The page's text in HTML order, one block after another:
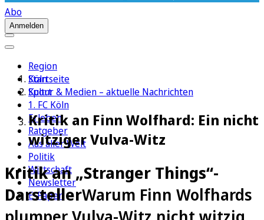
Abo
Anmelden
Region
Köln
Sport
1. FC Köln
Erleben
Ratgeber
Aus aller Welt
Politik
Wirtschaft
Newsletter
E-Paper
Startseite
Kultur & Medien – aktuelle Nachrichten
Kritik an Finn Wolfhard: Ein nicht
witziger Vulva-Witz
Kritik an „Stranger Things“-
DarstellerWarum Finn Wolfhards